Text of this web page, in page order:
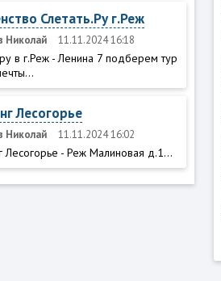
Слетать.Ру г.Реж
Николай 11.11.2024 16:18
в г.Реж - Ленина 7 подберем тур
Лесогорье
Николай 11.11.2024 16:02
Лесогорье - Реж Малиновая д.1...